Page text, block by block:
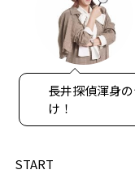
長井探偵渾身
け！
START